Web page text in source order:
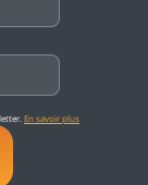
En savoir plus